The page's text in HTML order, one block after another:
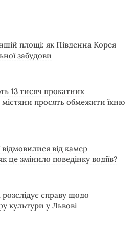
площі: як Південна Корея
забудови
13 тисяч прокатних
просять обмежити їхню
відмовилися від камер
це змінило поведінку водіїв?
справу щодо
культури у Львові